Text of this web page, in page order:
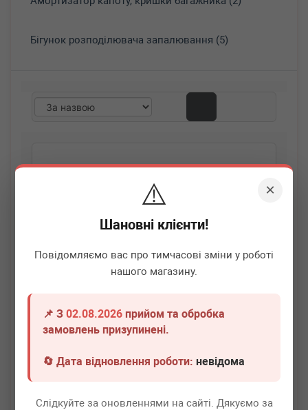
×
⚠️
Шановні клієнти!
Повідомляємо вас про тимчасові зміни у роботі
нашого магазину.
📌 З02.08.2026 прийом та обробка
замовлень призупинені.
🔄 Дата відновлення роботи:невідома
Слідкуйте за оновленнями на сайті. Дякуємо за
Бігунок розподілювача запалювання (5)
AIC 51333
Сальник колінвалу (задній) VW T4/LT 2.4/2.5D
Немає в наявності